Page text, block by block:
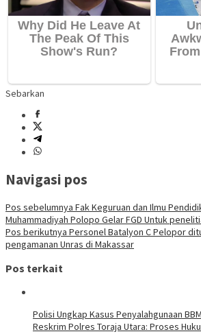
Sebarkan
Navigasi pos
Pos sebelumnya Fak Keguruan dan Ilmu
Muhammadiyah Polopo Gelar FGD Untuk
Pos berikutnya Personel Batalyon C Pelopor
pengamanan Unras di Makassar
Pos terkait
Polisi Ungkap Kasus Penyalahgunaan
Reskrim Polres Toraja Utara: Proses